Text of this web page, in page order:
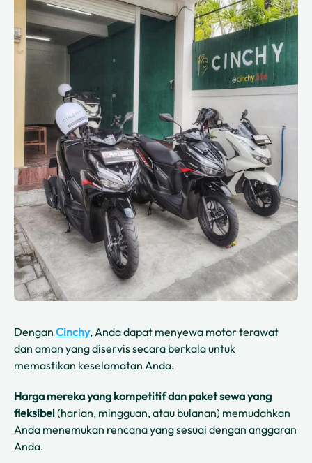
Dengan Cinchy, Anda dapat menyewa motor terawat
dan aman yang diservis secara berkala untuk
memastikan keselamatan Anda.
Harga mereka yang kompetitif dan paket sewa yang
fleksibel(harian, mingguan, atau bulanan) memudahkan
Anda menemukan rencana yang sesuai dengan anggaran
Anda.